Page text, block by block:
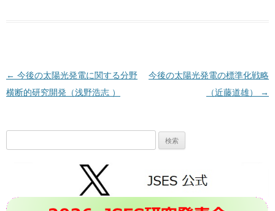
投稿ナビゲーション
← 今後の太陽光発電に関する分野
横断的研究開発（浅野浩志 ）
今後の太陽光発電の標準化戦略
（近藤道雄）
→
索: